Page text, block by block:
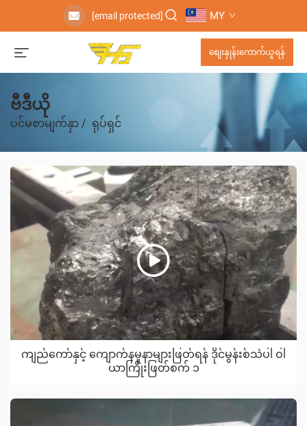
[email protected] MY
စျေးနှုန်းကောက်ယူရန်
ဗီဒီယို
ပင်မစာမျက်နှာ / ရုပ်ရှင်
ကျည်ကော်နှင့် ကျောက်နမူနာများဖြတ်ရန် ဒိုင်မွန်းစ်သဲပါ ဝါ
ယာကြိုးဖြတ်စက် ၁